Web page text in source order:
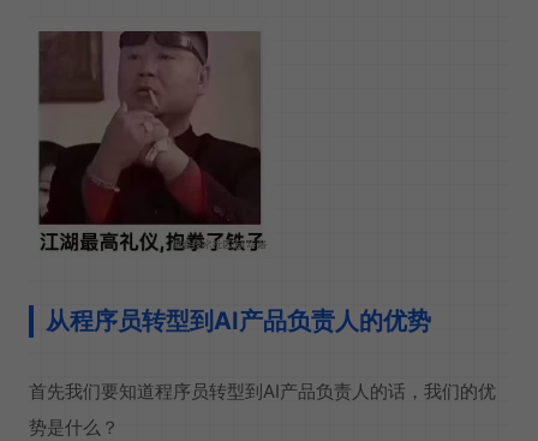
从程序员转型到AI产品负责人的优势
首先我们要知道程序员转型到AI产品负责人的话，我们的优
势是什么？